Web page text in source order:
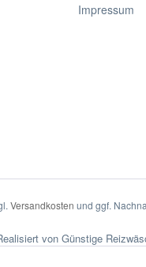
Impressum
Versandkosten und ggf.
von Günstige